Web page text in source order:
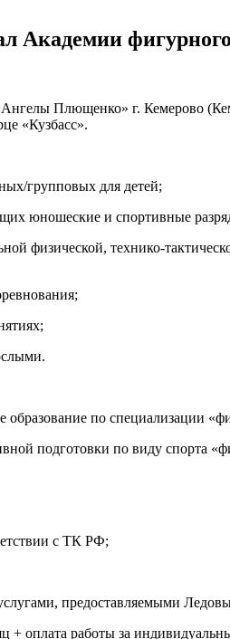
Академии
Плющенко» г. Кемерово
«Кузбасс».
групповых для детей;
юношеские и спортивные
физической, технико-
по специализации
подготовки по виду спорта
с ТК РФ;
предоставляемыми
+ оплата работы за